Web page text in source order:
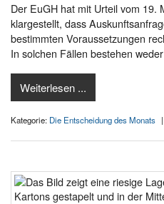
Der EuGH hat mit Urteil vom 19.
klargestellt, dass
bestimmten Voraussetzungen
In solchen Fällen bestehen
Weiterlesen ...
Kategorie: Die Entscheidung des Monats